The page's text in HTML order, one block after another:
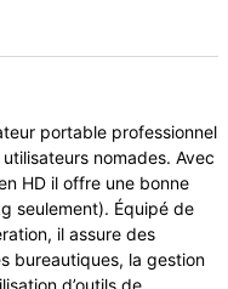
portable professionnel
nomades. Avec
HD il offre une bonne
seulement). Équipé de
il assure des
bureautiques, la gestion